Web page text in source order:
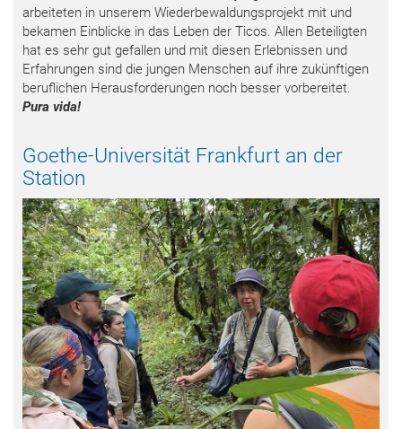
arbeiteten in unserem Wiederbewaldungsprojekt mit und
bekamen Einblicke in das Leben der Ticos. Allen Beteiligten
hat es sehr gut gefallen und mit diesen Erlebnissen und
Erfahrungen sind die jungen Menschen auf ihre zukünftigen
beruflichen Herausforderungen noch besser vorbereitet.
Pura vida!
Goethe-Universität Frankfurt an der
Station